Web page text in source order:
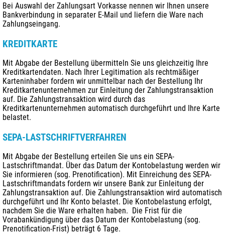
Bei Auswahl der Zahlungsart Vorkasse nennen wir Ihnen unsere
Bankverbindung in separater E-Mail und liefern die Ware nach
Zahlungseingang.
KREDITKARTE
Mit Abgabe der Bestellung übermitteln Sie uns gleichzeitig Ihre
Kreditkartendaten. Nach Ihrer Legitimation als rechtmäßiger
Karteninhaber fordern wir unmittelbar nach der Bestellung Ihr
Kreditkartenunternehmen zur Einleitung der Zahlungstransaktion
auf. Die Zahlungstransaktion wird durch das
Kreditkartenunternehmen automatisch durchgeführt und Ihre Karte
belastet.
SEPA-LASTSCHRIFTVERFAHREN
Mit Abgabe der Bestellung erteilen Sie uns ein SEPA-
Lastschriftmandat. Über das Datum der Kontobelastung werden wir
Sie informieren (sog. Prenotification). Mit Einreichung des SEPA-
Lastschriftmandats fordern wir unsere Bank zur Einleitung der
Zahlungstransaktion auf. Die Zahlungstransaktion wird automatisch
durchgeführt und Ihr Konto belastet. Die Kontobelastung erfolgt,
nachdem Sie die Ware erhalten haben. Die Frist für die
Vorabankündigung über das Datum der Kontobelastung (sog.
Prenotification-Frist) beträgt 6 Tage.